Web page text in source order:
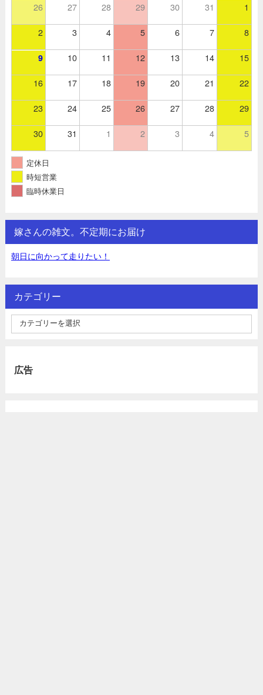
26 27 28 29 30 31 1
2 3 4 5 6 7 8
9 10 11 12 13 14 15
16 17 18 19 20 21 22
23 24 25 26 27 28 29
30 31 1 2 3 4 5
定休日
時短営業
臨時休業日
嫁さんの雑文。不定期にお届け
朝日に向かって走りたい！
カテゴリー
広告